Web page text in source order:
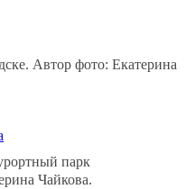
Автор фото: Екатерина
парк
Чайкова.